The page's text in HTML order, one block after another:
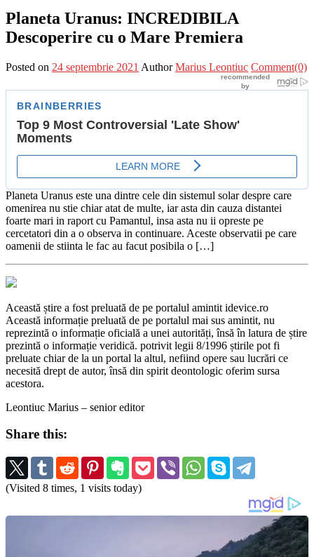
Planeta Uranus: INCREDIBILA
Descoperire cu o Mare Premiera
Posted on 24 septembrie 2021 Author Marius Leontiuc Comment(0)
Planeta Uranus este una dintre cele din sistemul solar despre care
omenirea nu stie chiar atat de multe, iar asta din cauza distantei
foarte mari in raport cu Pamantul, insa asta nu ii opreste pe
cercetatori din a o observa in continuare. Aceste observatii pe care
oamenii de stiinta le fac au facut posibila o […]
Această știre a fost preluată de pe portalul amintit idevice.ro
Această informație preluată de pe portalul mai sus amintit, nu
reprezintă o informație oficială a unei autorități, însă în latura de știre
prezintă o informație veridică. potrivit legii 8/1996 știrile pot fi
preluate chiar de la un portal la altul, nefiind opere sau lucrări ce
necesită drept de autor, însă din spirit deontologic oferim sursa
acestora.
Leontiuc Marius – senior editor
Share this:
(Visited 8 times, 1 visits today)